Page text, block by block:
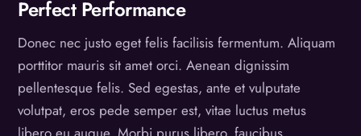
Perfect Performance
Donec nec justo eget felis facilisis fermentum. Aliquam
porttitor mauris sit amet orci. Aenean dignissim
pellentesque felis. Sed egestas, ante et vulputate
volutpat, eros pede semper est, vitae luctus metus